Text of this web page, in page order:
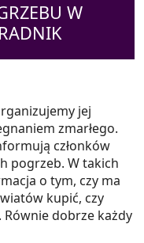
W
jej
zmarłego.
członków
pogrzeb. W takich
o tym, czy ma
kupić, czy
dobrze każdy